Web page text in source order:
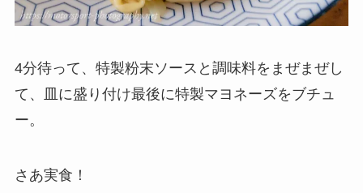
4分待って、特製粉末ソースと調味料をまぜまぜし
て、皿に盛り付け最後に特製マヨネーズをブチュ
ー。
さあ実食！